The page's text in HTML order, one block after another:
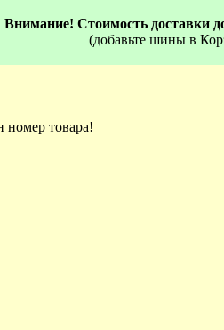
Внимание! Стоимость доставки
(добавьте шины в
номер товара!